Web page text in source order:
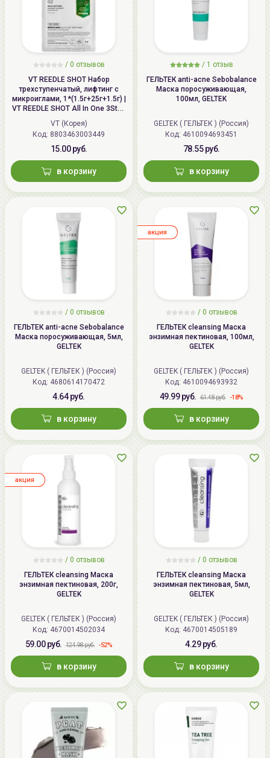
/ 0 отзывов
VT REEDLE SHOT Набор
трехступенчатый, лифтинг с
микроиглами, 1*(1.5г+25г+1.5г) |
VT REEDLE SHOT All In One 3Step
Mask
VT (Корея)
Код: 8803463003449
15.00 руб.
в корзину
/ 1 отзыв
ГЕЛЬТЕК anti-acne Sebobalance
Маска поросуживающая,
100мл, GELTEK
GELTEK ( ГЕЛЬТЕК ) (Россия)
Код: 4610094693451
78.55 руб.
в корзину
/ 0 отзывов
ГЕЛЬТЕК anti-acne Sebobalance
Маска поросуживающая, 5мл,
GELTEK
GELTEK ( ГЕЛЬТЕК ) (Россия)
Код: 4680614170472
4.64 руб.
в корзину
/ 0 отзывов
ГЕЛЬТЕК cleansing Маска
энзимная пектиновая, 100мл,
GELTEK
GELTEK ( ГЕЛЬТЕК ) (Россия)
Код: 4610094693932
49.99 руб. 61.48 руб. -18%
в корзину
aкция
/ 0 отзывов
ГЕЛЬТЕК cleansing Маска
энзимная пектиновая, 200г,
GELTEK
GELTEK ( ГЕЛЬТЕК ) (Россия)
Код: 4670014502034
59.00 руб. 124.98 руб. -52%
в корзину
aкция
/ 0 отзывов
ГЕЛЬТЕК cleansing Маска
энзимная пектиновая, 5мл,
GELTEK
GELTEK ( ГЕЛЬТЕК ) (Россия)
Код: 4670014505189
4.29 руб.
в корзину